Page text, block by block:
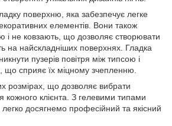
поверхню, яка забезпечує легке
елементів. Вони також
і не ковзають, що дозволяє створювати
на найскладніших поверхнях. Гладка
пузерів повітря між типсою і
що сприяє їх міцному зчепленню.
розмірах, що дозволяє вибрати
кожного клієнта. З гелевими типами
досягнемо професійний та якісний